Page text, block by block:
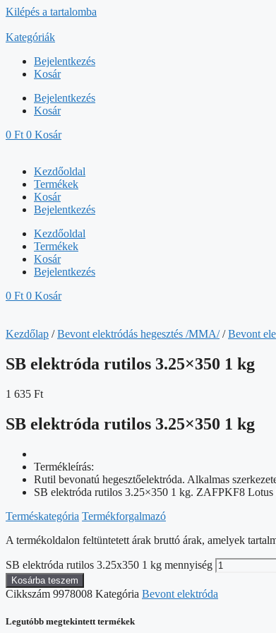
Kilépés a tartalomba
Kategóriák
Bejelentkezés
Kosár
Bejelentkezés
Kosár
0 Ft 0 Kosár
Kezdőoldal
Termékek
Kosár
Bejelentkezés
Kezdőoldal
Termékek
Kosár
Bejelentkezés
0 Ft 0 Kosár
Kezdőlap /Bevont elektródás hegesztés /MMA//Bevont
SB elektróda rutilos 3.25×350 1 kg
1 635 Ft
SB elektróda rutilos 3.25×350 1 kg
Termékleírás:
Rutil bevonatú hegesztőelektróda. Alkalmas
SB elektróda rutilos 3.25×350 1 kg. ZAFPKF8 Lotus
Terméskategória Termékforgalmazó
A termékoldalon feltüntetett árak bruttó árak, amelyek
SB elektróda rutilos 3.25x350 1 kg mennyiség
Kosárba teszem
Cikkszám 9978008 Kategória Bevont elektróda
Legutóbb megtekintett termékek